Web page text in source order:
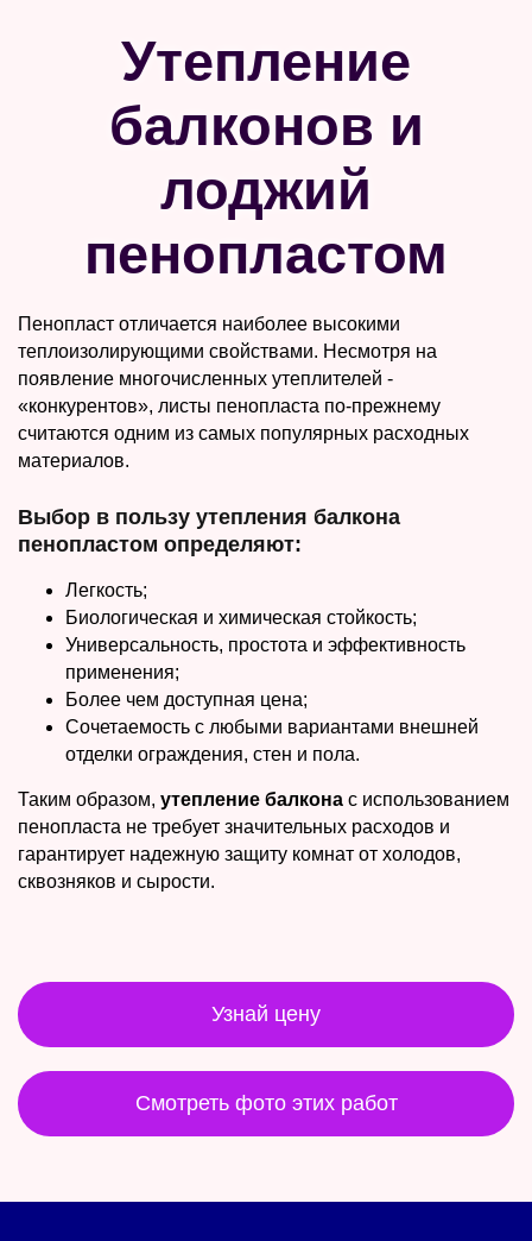
Утепление
балконов и
лоджий
пенопластом
Пенопласт отличается наиболее высокими
теплоизолирующими свойствами. Несмотря на
появление многочисленных утеплителей -
«конкурентов», листы пенопласта по-прежнему
считаются одним из самых популярных расходных
материалов.
Выбор в пользу утепления балкона
пенопластом определяют:
Легкость;
Биологическая и химическая стойкость;
Универсальность, простота и эффективность
применения;
Более чем доступная цена;
Сочетаемость с любыми вариантами внешней
отделки ограждения, стен и пола.
Таким образом, утепление балкона с использованием
пенопласта не требует значительных расходов и
гарантирует надежную защиту комнат от холодов,
сквозняков и сырости.
Узнай цену
Смотреть фото этих работ